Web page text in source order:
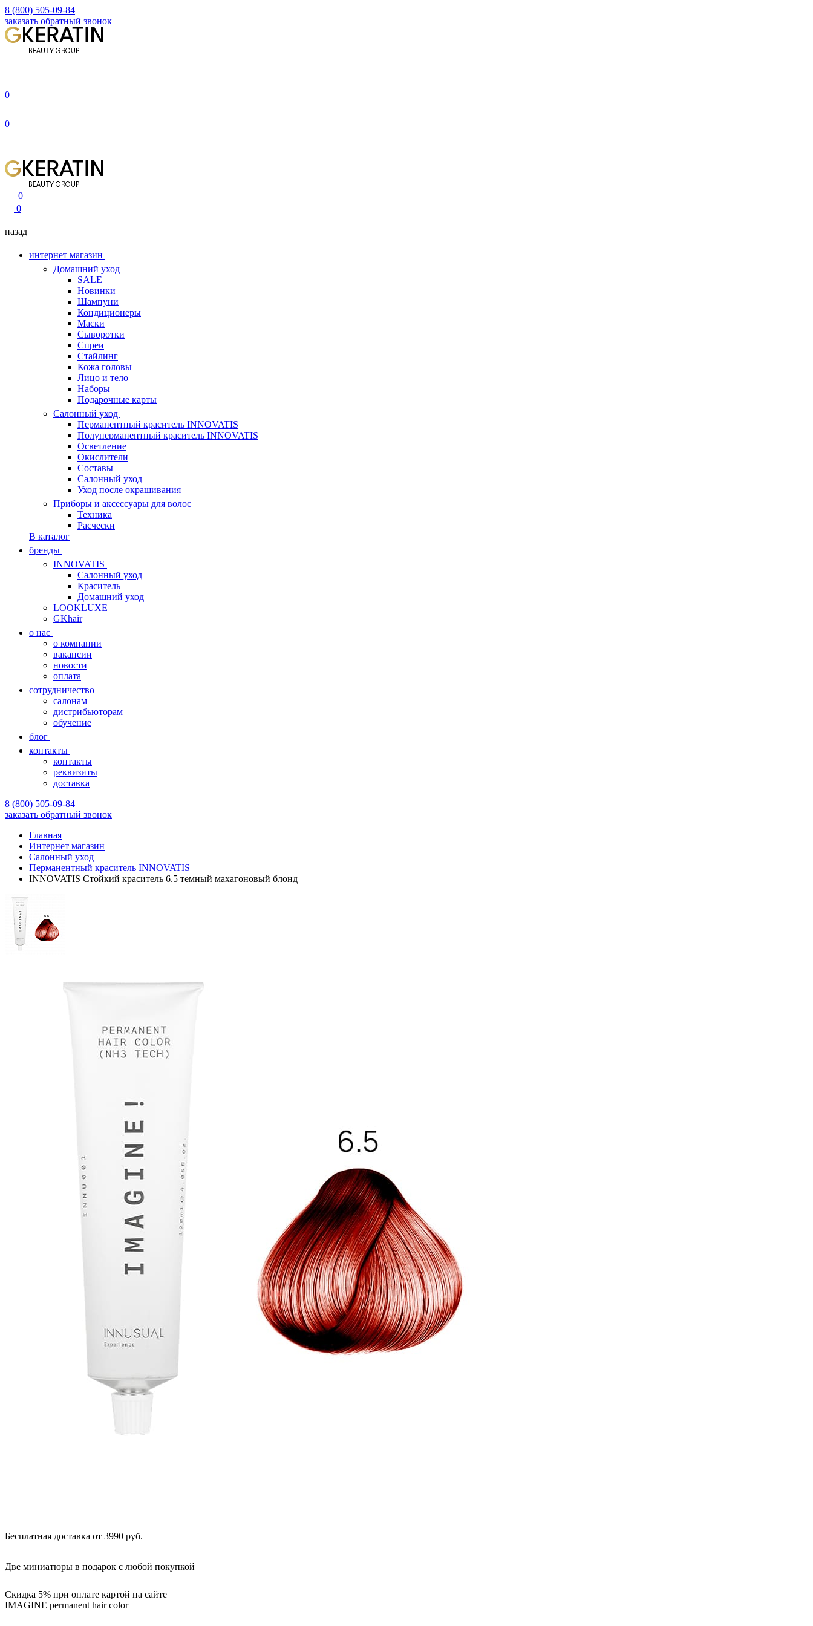
8 (800) 505-09-84
заказать обратный звонок
0
0
0
0
назад
интернет магазин
Домашний уход
SALE
Новинки
Шампуни
Кондиционеры
Маски
Сыворотки
Спреи
Стайлинг
Кожа головы
Лицо и тело
Наборы
Подарочные карты
Салонный уход
Перманентный краситель INNOVATIS
Полуперманентный краситель INNOVATIS
Осветление
Окислители
Составы
Салонный уход
Уход после окрашивания
Приборы и аксессуары для волос
Техника
Расчески
В каталог
бренды
INNOVATIS
Cалонный уход
Краситель
Домашний уход
LOOKLUXE
GKhair
о нас
о компании
вакансии
новости
оплата
сотрудничество
салонам
дистрибьюторам
обучение
блог
контакты
контакты
реквизиты
доставка
8 (800) 505-09-84
заказать обратный звонок
Главная
Интернет магазин
Салонный уход
Перманентный краситель INNOVATIS
INNOVATIS Стойкий краситель 6.5 темный махагоновый блонд
Бесплатная доставка от 3990 руб.
Две миниатюры в подарок с любой покупкой
Скидка 5% при оплате картой на сайте
IMAGINE permanent hair color